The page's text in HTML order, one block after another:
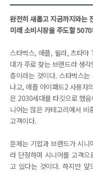
완전히 새롭고 지금까지와는
미래 소비시장을 주도할
스타벅스, 애플, 윌라, 츠타
대가 주로 찾는 브랜드라 생
층이라는 것이다. 스타벅스
나고, 애플 아이패드2 사용자
은 2030세대를 타깃으로 했
니어는 많은 카테고리에서 비
고객이다.
문제는 기업과 브랜드가 시
라 단정하며 시니어를 고객
고 있다는 것이다. 하지만 앞